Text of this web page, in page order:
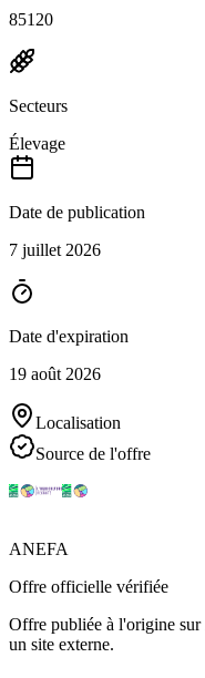
85120
Secteurs
Élevage
Date de publication
7 juillet 2026
Date d'expiration
19 août 2026
Localisation
Source de l'offre
ANEFA
Offre officielle vérifiée
Offre publiée à l'origine sur
un site externe.